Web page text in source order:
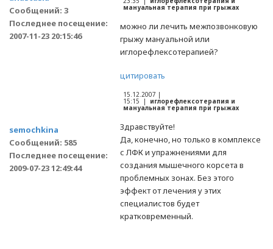
Сообщений: 3
Последнее посещение:
2007-11-23 20:15:46
мануальная терапия при грыжах
можно ли лечить межпозвонковую
грыжу мануальнoй или
иглорефлексотерапией?
semochkina
Сообщений: 585
Последнее посещение:
2009-07-23 12:49:44
цитировать
15.12.2007 |
15:15 | иглорефлексотерaпия и
мануальная терапия при грыжах
Здравствуйте!
Да, конечно, но только в комплексе
с ЛФК и упражнениями для
создания мышечного корсета в
проблемных зонах. Без этого
эффект от лечения у этих
специалистов будет
кратковременный.